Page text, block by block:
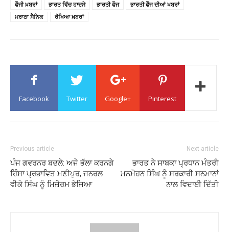
ਫੌਜੀ ਖ਼ਬਰਾਂ
ਭਾਰਤ ਵਿੱਚ ਹਾਦਸੇ ਭਾਰਤੀ ਫੌਜ
ਭਾਰਤੀ ਫੌਜ ਦੀਆਂ ਖਬਰਾਂ
ਮਰਾਠਾ ਸੈਨਿਕ
ਰੱਖਿਆ ਖ਼ਬਰਾਂ
Facebook Twitter Google+ Pinterest
Previous article
ਪੰਜ ਗਵਰਨਰ ਬਦਲੇ: ਅਜੇ ਭੱਲਾ ਕਰਨਗੇ
ਹਿੰਸਾ ਪ੍ਰਭਾਵਿਤ ਮਣੀਪੁਰ, ਜਨਰਲ
ਵੀਕੇ ਸਿੰਘ ਨੂੰ ਮਿਜ਼ੋਰਮ ਭੇਜਿਆ
Next article
ਭਾਰਤ ਨੇ ਸਾਬਕਾ ਪ੍ਰਧਾਨ ਮੰਤਰੀ
ਮਨਮੋਹਨ ਸਿੰਘ ਨੂੰ ਸਰਕਾਰੀ ਸਨਮਾਨਾਂ
ਨਾਲ ਵਿਦਾਈ ਦਿੱਤੀ